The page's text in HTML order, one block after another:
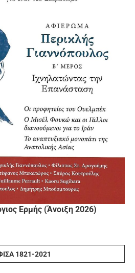
Ερμής (Άνοιξη 2026)
1821-2021